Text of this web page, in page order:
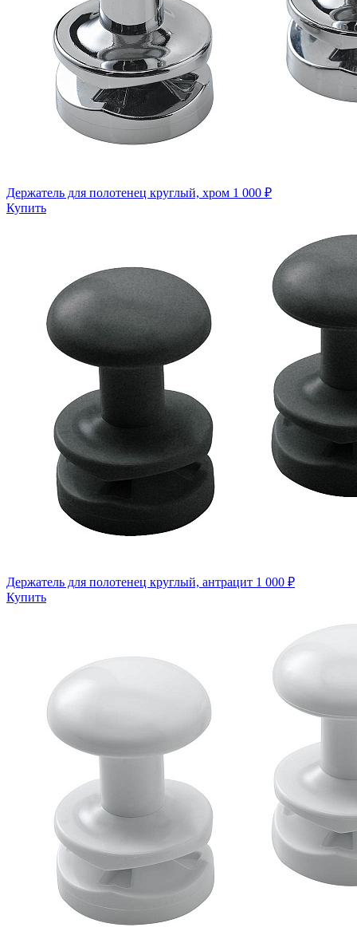
Держатель для полотенец круглый, хром 1 000 ₽
Купить
Держатель для полотенец круглый, антрацит 1 000 ₽
Купить